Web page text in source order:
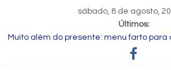
sábado, 8 de agosto,
Últimos:
Muito além do presente: menu farto para